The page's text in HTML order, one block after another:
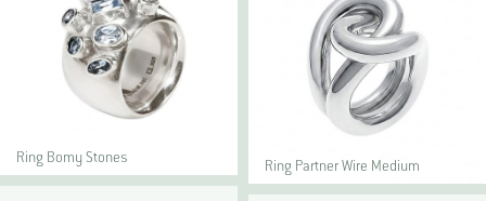
Ring Bomy Stones Ring Partner Wire Medium